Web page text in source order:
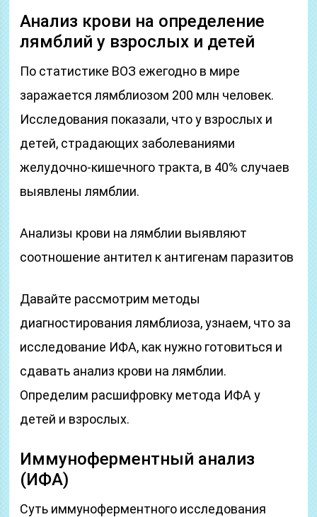
Анализ крови на определение
лямблий у взрослых и детей
По статистике ВОЗ ежегодно в мире
заражается лямблиозом 200 млн человек.
Исследования показали, что у взрослых и
детей, страдающих заболеваниями
желудочно-кишечного тракта, в 40% случаев
выявлены лямблии.
Анализы крови на лямблии выявляют
соотношение антител к антигенам паразитов
Давайте рассмотрим методы
диагностирования лямблиоза, узнаем, что за
исследование ИФА, как нужно готовиться и
сдавать анализ крови на лямблии.
Определим расшифровку метода ИФА у
детей и взрослых.
Иммуноферментный анализ
(ИФА)
Суть иммуноферментного исследования